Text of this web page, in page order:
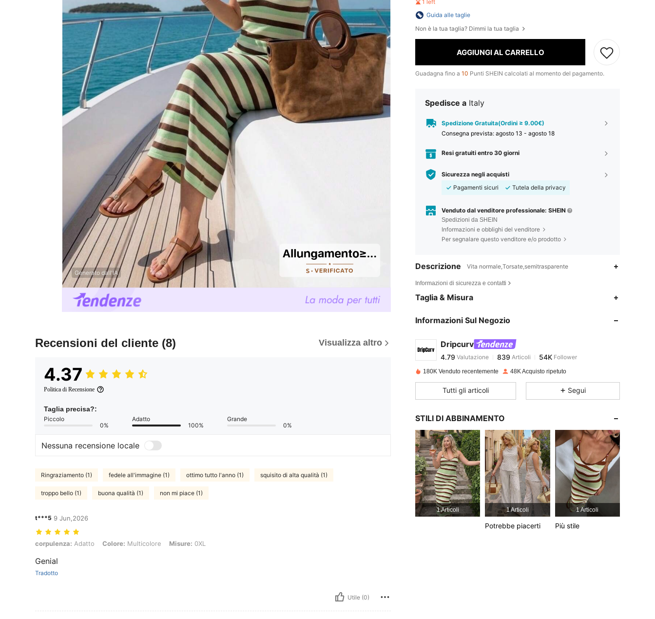
Generato dall'IA
Recensioni del cliente (8) Visualizza altro
4.37
Politica di Recensione
Taglia precisa?:
Piccolo
0%
Adatto
100%
Grande
0%
Nessuna recensione locale
Ringraziamento (1) fedele all'immagine (1) ottimo tutto l'anno (1) squisito di alta qualità (1)
troppo bello (1) buona qualità (1) non mi piace (1)
t***5 9 Jun,2026
corpulenza: Adatto, Colore: Multicolore, Misure: 0XL
corpulenza: Adatto Colore: Multicolore Misure: 0XL
Genial
Tradotto
Utile (0)
1 left
Guida alle taglie
Non è la tua taglia? Dimmi la tua taglia
AGGIUNGI AL CARRELLO
Guadagna fino a 10 Punti SHEIN calcolati al momento del pagamento.
Spedisce a Italy
Spedizione Gratuita(Ordini ≥ 9.00€)
Consegna prevista: agosto 13 - agosto 18
Resi gratuiti entro 30 giorni
Sicurezza negli acquisti
Pagamenti sicuri
Tutela della privacy
Venduto dal venditore professionale: SHEIN
Spedizioni da SHEIN
Informazioni e obblighi del venditore
Per segnalare questo venditore e/o prodotto
Descrizione Vita normale,Torsate,semitrasparente
Informazioni di sicurezza e contatti
Taglia & Misura
Informazioni Sul Negozio
Dripcurv
4.79 839
4.79 Valutazione 839Articoli
a***upagato1 giorno fa
4.79 839 54K
4.79 839 54K
4.79 839 54K
839 54K
180K Venduto recentemente 48K Acquisto ripetuto
Tutti gli articoli Segui
STILI DI ABBINAMENTO
1 Articoli 1 Articoli
Potrebbe piacerti
1 Articoli
Più stile